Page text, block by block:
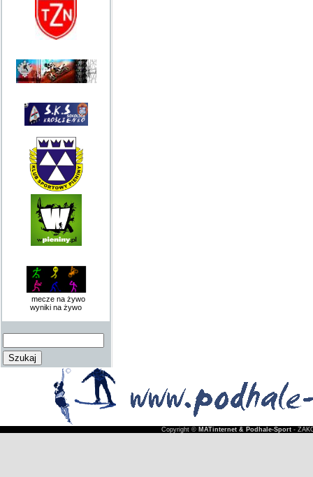
mecze na żywo
wyniki na żywo
Copyright © MATinternet & Podhale-Sport-